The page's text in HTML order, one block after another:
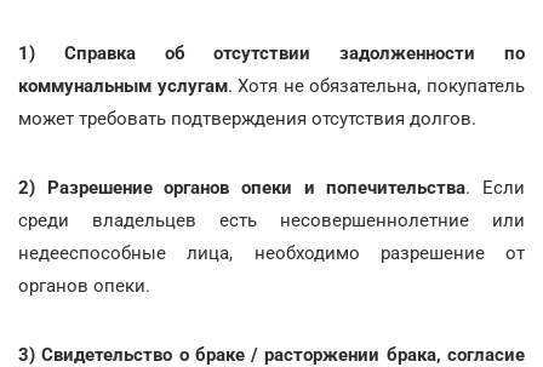
1) Справка об отсутствии задолженности по
коммунальным услугам. Хотя не обязательна, покупатель
может требовать подтверждения отсутствия долгов.
2) Разрешение органов опеки и попечительства. Если
среди владельцев есть несовершеннолетние или
недееспособные лица, необходимо разрешение от
органов опеки.
3) Свидетельство о браке / расторжении брака, согласие